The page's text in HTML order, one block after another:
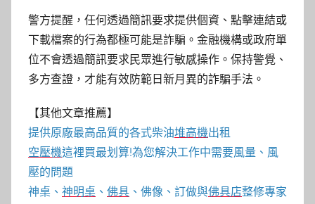
警方提醒，任何透過簡訊要求提供個資、點擊連結或
下載檔案的行為都極可能是詐騙。金融機構或政府單
位不會透過簡訊要求民眾進行敏感操作。保持警覺、
多方查證，才能有效防範日新月異的詐騙手法。
【其他文章推薦】
提供原廠最高品質的各式柴油堆高機出租
空壓機這裡買最划算!為您解決工作中需要風量、風
壓的問題
神桌、 神明桌 、 佛具 、佛像、訂做與佛具店整修專家